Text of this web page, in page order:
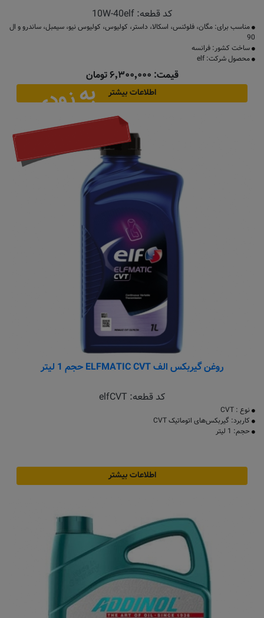
کد قطعه: 10W-40elf
مناسب برای: مگان، فلوئنس، اسکالا، داستر، کولیوس، کولیوس نیو، سیمبل، ساندرو و ال
90
ساخت کشور: فرانسه
محصول شرکت: elf
قیمت: ۶٬۳۰۰٬۰۰۰ تومان
اطلاعات بیشتر به زودی
روغن گیربکس الف ELFMATIC CVT حجم 1 لیتر
کد قطعه: elfCVT
نوع : CVT
کاربرد: گیربکس‌های اتوماتیک CVT
حجم: 1 لیتر
اطلاعات بیشتر